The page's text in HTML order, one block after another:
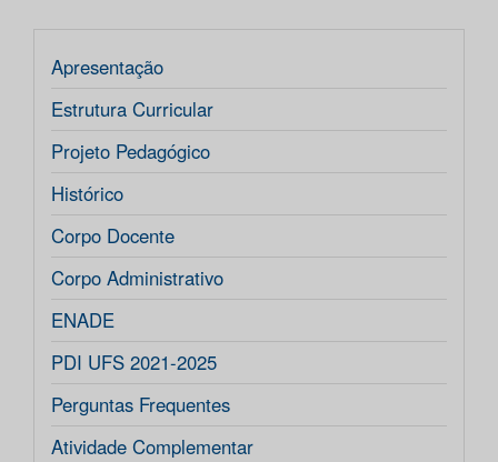
Apresentação
Estrutura Curricular
Projeto Pedagógico
Histórico
Corpo Docente
Corpo Administrativo
ENADE
PDI UFS 2021-2025
Perguntas Frequentes
Atividade Complementar